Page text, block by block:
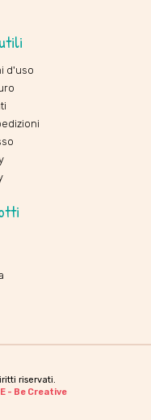
d'uso
riservati.
- Be Creative